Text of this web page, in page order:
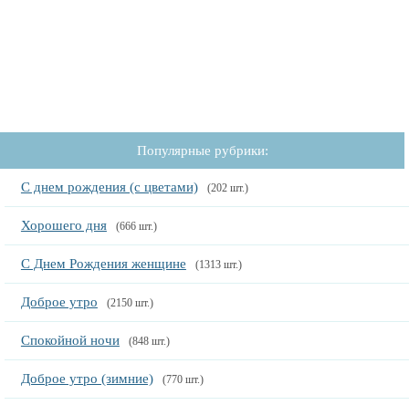
Популярные рубрики:
С днем рождения (с цветами) (202 шт.)
Хорошего дня (666 шт.)
С Днем Рождения женщине (1313 шт.)
Доброе утро (2150 шт.)
Спокойной ночи (848 шт.)
Доброе утро (зимние) (770 шт.)